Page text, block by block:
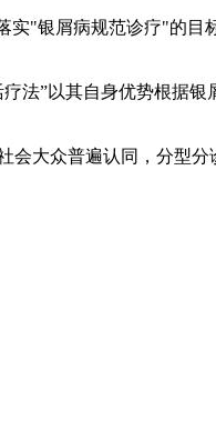
实"银屑病规范诊疗"的目
法”以其自身优势根据银
会大众普遍认同，分型